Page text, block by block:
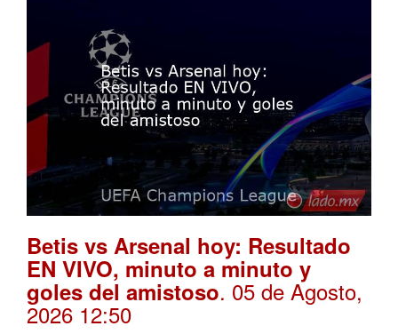
Betis vs Arsenal hoy: Resultado
EN VIVO, minuto a minuto y
goles del amistoso. 05 de Agosto,
2026 12:50